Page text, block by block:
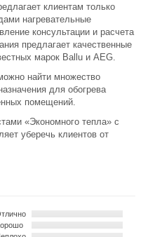
клиентам только
нагревательные
консультации и расчета
предлагает качественные
марок Ballu и AEG.
найти множество
для обогрева
помещений.
«Экономного тепла» с
уберечь клиентов от